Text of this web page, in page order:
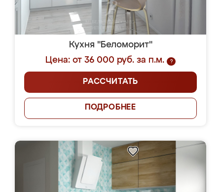
Кухня "Беломорит"
Цена: от 36 000 руб. за п.м.
?
РАССЧИТАТЬ
ПОДРОБНЕЕ